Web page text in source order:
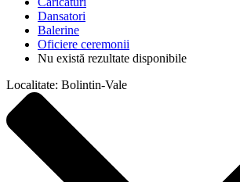
Dansatori
Balerine
Oficiere ceremonii
Nu există rezultate disponibile
Localitate: Bolintin-Vale